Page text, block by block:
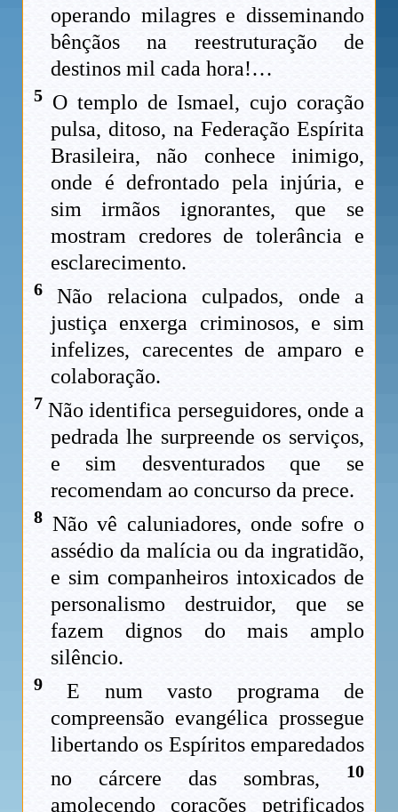
operando milagres e disseminando
bênçãos na reestruturação de
destinos mil cada hora!…
5 O templo de Ismael, cujo coração
pulsa, ditoso, na Federação Espírita
Brasileira, não conhece inimigo,
onde é defrontado pela injúria, e
sim irmãos ignorantes, que se
mostram credores de tolerância e
esclarecimento.
6 Não relaciona culpados, onde a
justiça enxerga criminosos, e sim
infelizes, carecentes de amparo e
colaboração.
7 Não identifica perseguidores, onde a
pedrada lhe surpreende os serviços,
e sim desventurados que se
recomendam ao concurso da prece.
8 Não vê caluniadores, onde sofre o
assédio da malícia ou da ingratidão,
e sim companheiros intoxicados de
personalismo destruidor, que se
fazem dignos do mais amplo
silêncio.
9 E num vasto programa de
compreensão evangélica prossegue
libertando os Espíritos emparedados
no cárcere das sombras,
10
amolecendo corações petrificados